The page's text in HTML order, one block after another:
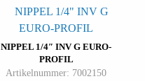
NIPPEL 1/4″ INV G EURO-
PROFIL
Artikelnummer: 7002150